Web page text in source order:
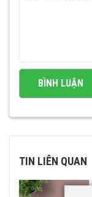
TIN LIÊN QUAN